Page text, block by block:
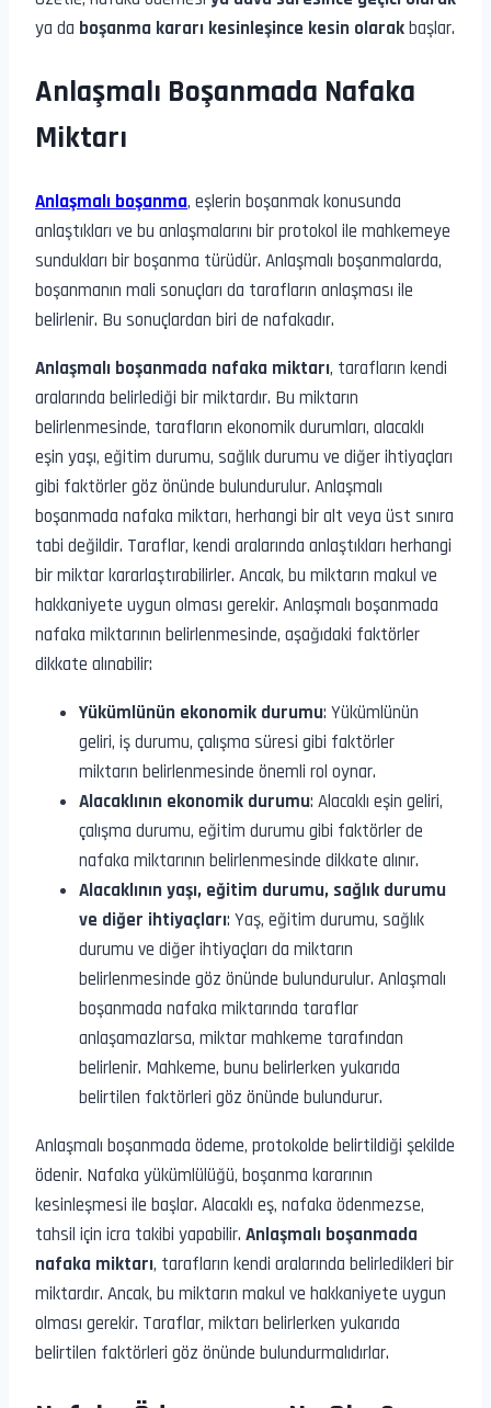
ya da boşanma kararı kesinleşince kesin olarakbaşlar.
Anlaşmalı Boşanmada Nafaka
Miktarı
Anlaşmalı boşanma, eşlerin boşanmak konusunda
anlaştıkları ve bu anlaşmalarını bir protokol ile mahkemeye
sundukları bir boşanma türüdür. Anlaşmalı boşanmalarda,
boşanmanın mali sonuçları da tarafların anlaşması ile
belirlenir. Bu sonuçlardan biri de nafakadır.
Anlaşmalı boşanmada nafaka miktarı, tarafların kendi
aralarında belirlediği bir miktardır. Bu miktarın
belirlenmesinde, tarafların ekonomik durumları, alacaklı
eşin yaşı, eğitim durumu, sağlık durumu ve diğer ihtiyaçları
gibi faktörler göz önünde bulundurulur. Anlaşmalı
boşanmada nafaka miktarı, herhangi bir alt veya üst sınıra
tabi değildir. Taraflar, kendi aralarında anlaştıkları herhangi
bir miktar kararlaştırabilirler. Ancak, bu miktarın makul ve
hakkaniyete uygun olması gerekir. Anlaşmalı boşanmada
nafaka miktarının belirlenmesinde, aşağıdaki faktörler
dikkate alınabilir:
Yükümlünün ekonomik durumu: Yükümlünün
geliri, iş durumu, çalışma süresi gibi faktörler
miktarın belirlenmesinde önemli rol oynar.
Alacaklının ekonomik durumu: Alacaklı eşin geliri,
çalışma durumu, eğitim durumu gibi faktörler de
nafaka miktarının belirlenmesinde dikkate alınır.
Alacaklının yaşı, eğitim durumu, sağlık durumu
ve diğer ihtiyaçları: Yaş, eğitim durumu, sağlık
durumu ve diğer ihtiyaçları da miktarın
belirlenmesinde göz önünde bulundurulur. Anlaşmalı
boşanmada nafaka miktarında taraflar
anlaşamazlarsa, miktar mahkeme tarafından
belirlenir. Mahkeme, bunu belirlerken yukarıda
belirtilen faktörleri göz önünde bulundurur.
Anlaşmalı boşanmada ödeme, protokolde belirtildiği şekilde
ödenir. Nafaka yükümlülüğü, boşanma kararının
kesinleşmesi ile başlar. Alacaklı eş, nafaka ödenmezse,
tahsil için icra takibi yapabilir. Anlaşmalı boşanmada
nafaka miktarı, tarafların kendi aralarında belirledikleri bir
miktardır. Ancak, bu miktarın makul ve hakkaniyete uygun
olması gerekir. Taraflar, miktarı belirlerken yukarıda
belirtilen faktörleri göz önünde bulundurmalıdırlar.